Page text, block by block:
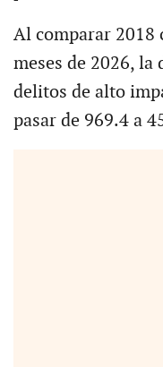
Al comparar 2018
meses de 2026,
delitos de alto
pasar de 969.4 a